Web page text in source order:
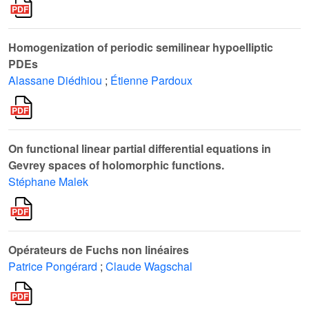
Homogenization of periodic semilinear hypoelliptic
PDEs
Alassane Diédhiou ; Étienne Pardoux
On functional linear partial differential equations in
Gevrey spaces of holomorphic functions.
Stéphane Malek
Opérateurs de Fuchs non linéaires
Patrice Pongérard ; Claude Wagschal